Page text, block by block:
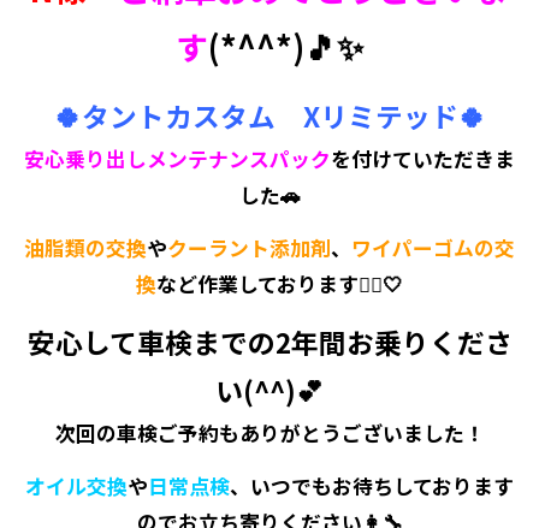
す(*^^*)🎵✨
🍀タントカスタム Xリミテッド🍀
安心乗り出しメンテナンスパックを付けていただきま
した🚗
油脂類の交換やクーラント添加剤、 ワイパーゴムの交
換など作業しております💁‍♀️🤍
安心して車検までの2年間お乗りくださ
い(^^)💕
次回の車検ご予約もありがとうございました！
オイル交換や日常点検、いつでもお待ちしております
のでお立ち寄りください👩‍🔧